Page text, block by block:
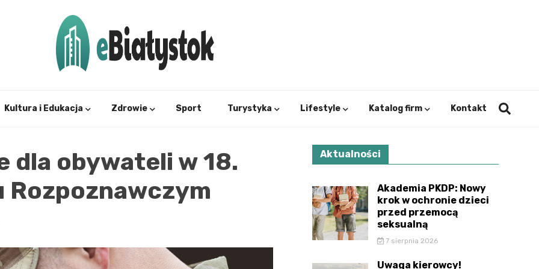
Kultura i Edukacja Zdrowie Sport Turystyka Lifestyle Katalog firm Kontakt
dla obywateli w 18.
Rozpoznawczym
Aktualności
Akademia PKDP: Nowy
krok w ochronie dzieci
przed przemocą
seksualną
7 sierpnia 2026
Uwaga kierowcy!